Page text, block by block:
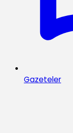
Gazeteler